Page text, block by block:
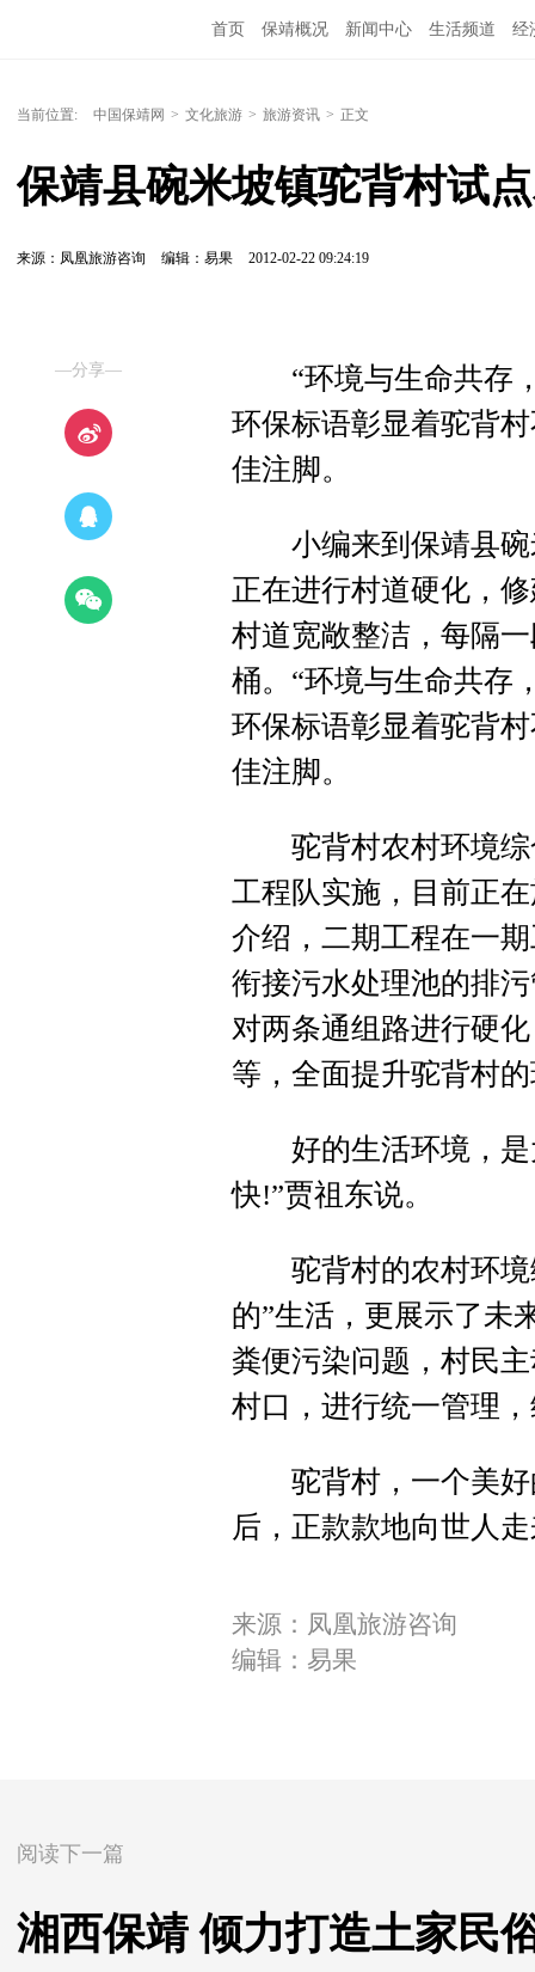
首页 保靖概况 新闻中心 生活频道 经
当前位置: 中国保靖网 > 文化旅游 > 旅游资讯 > 正文
保靖县碗米坡镇驼背村试
来源：凤凰旅游咨询 编辑：易果 2012-02-22 09:24:19
—分享—
“环境与生命共存，
环保标语彰显着驼背
佳注脚。
小编来到保靖县碗
正在进行村道硬化，
村道宽敞整洁，每隔
桶。“环境与生命共存
环保标语彰显着驼背
佳注脚。
驼背村农村环境综
工程队实施，目前正
介绍，二期工程在一
衔接污水处理池的排
对两条通组路进行硬
等，全面提升驼背村
好的生活环境，是
快!”贾祖东说。
驼背村的农村环境
的”生活，更展示了未
粪便污染问题，村民
村口，进行统一管理
驼背村，一个美好
后，正款款地向世人
来源：凤凰旅游咨询
编辑：易果
阅读下一篇
湘西保靖 倾力打造土家民